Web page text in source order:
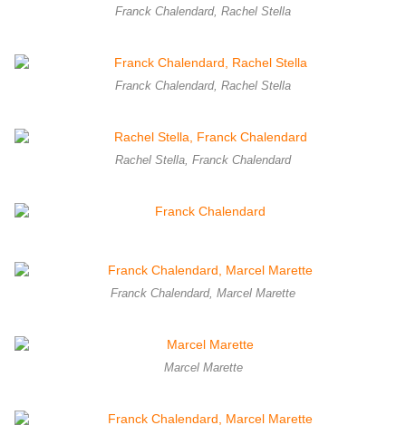
Franck Chalendard, Rachel Stella
Franck Chalendard, Rachel Stella
Rachel Stella, Franck Chalendard
Franck Chalendard, Marcel Marette
Marcel Marette